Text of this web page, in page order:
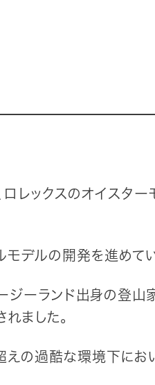
レックスのオイスタ
モデルの開発を進めて
ーランド出身の登山
ました。
の過酷な環境下にお